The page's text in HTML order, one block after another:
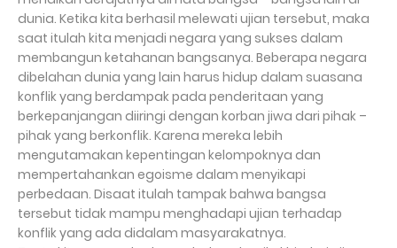
dunia. Ketika kita berhasil melewati ujian tersebut, maka
saat itulah kita menjadi negara yang sukses dalam
membangun ketahanan bangsanya. Beberapa negara
dibelahan dunia yang lain harus hidup dalam suasana
konflik yang berdampak pada penderitaan yang
berkepanjangan diiringi dengan korban jiwa dari pihak –
pihak yang berkonflik. Karena mereka lebih
mengutamakan kepentingan kelompoknya dan
mempertahankan egoisme dalam menyikapi
perbedaan. Disaat itulah tampak bahwa bangsa
tersebut tidak mampu menghadapi ujian terhadap
konflik yang ada didalam masyarakatnya.